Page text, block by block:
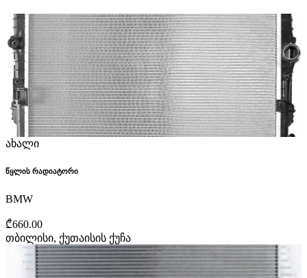
ახალი
წყლის რადიატორი
BMW
₾660.00
თბილისი, ქუთაისის ქუჩა